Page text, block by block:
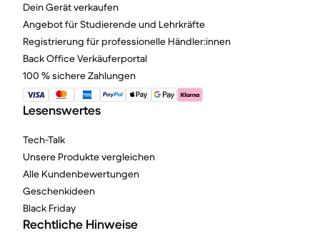
Dein Gerät verkaufen
Angebot für Studierende und Lehrkräfte
Registrierung für professionelle Händler:innen
Back Office Verkäuferportal
100 % sichere Zahlungen
Lesenswertes
Tech-Talk
Unsere Produkte vergleichen
Alle Kundenbewertungen
Geschenkideen
Black Friday
Rechtliche Hinweise